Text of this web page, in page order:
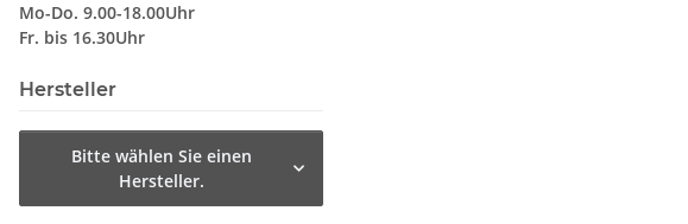
Mo-Do. 9.00-18.00Uhr
Fr. bis 16.30Uhr
Hersteller
Bitte wählen Sie einen
Hersteller.